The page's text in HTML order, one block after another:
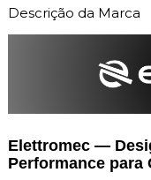
Descrição da Marca
Elettromec —
Performance para